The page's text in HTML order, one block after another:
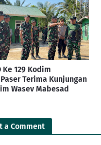
Ke 129 Kodim
Terima Kunjungan
Wasev Mabesad
a Comment